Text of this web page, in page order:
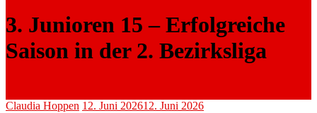
3. Junioren 15 – Erfolgreiche
Saison in der 2. Bezirksliga
Claudia Hoppen 12. Juni 202612. Juni 2026